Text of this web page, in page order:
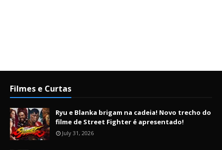
Filmes e Curtas
Ryu e Blanka brigam na cadeia! Novo trecho do
filme de Street Fighter é apresentado!
July 31, 2026